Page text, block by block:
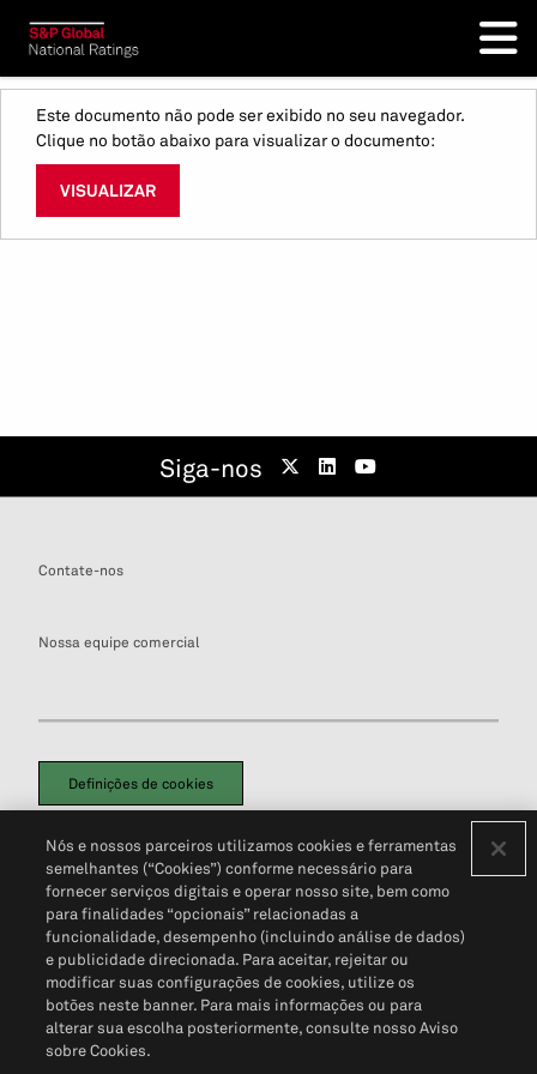
Este documento não pode ser exibido no seu navegador.
Clique no botão abaixo para visualizar o documento:
VISUALIZAR
Siga-nos
Contate-nos
Nossa equipe comercial
Definições de cookies
Política de PrivacidadePortal de privacidade do cliente (em inglês)
Não Venda Minhas Informações Pessoais© 2026 S&P Global
Nós e nossos parceiros utilizamos cookies e ferramentas
semelhantes (“Cookies”) conforme necessário para
fornecer serviços digitais e operar nosso site, bem como
para finalidades “opcionais” relacionadas a
funcionalidade, desempenho (incluindo análise de dados)
e publicidade direcionada. Para aceitar, rejeitar ou
modificar suas configurações de cookies, utilize os
botões neste banner. Para mais informações ou para
alterar sua escolha posteriormente, consulte nosso Aviso
sobre Cookies.